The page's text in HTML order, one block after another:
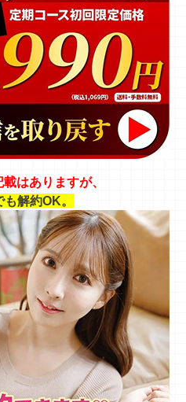
はありますが、
解約OK。